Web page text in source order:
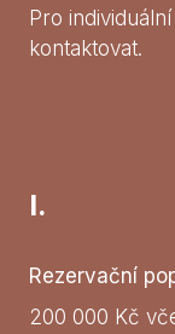
Pro
kontaktovat.
I.
Rezervační
200 000 Kč